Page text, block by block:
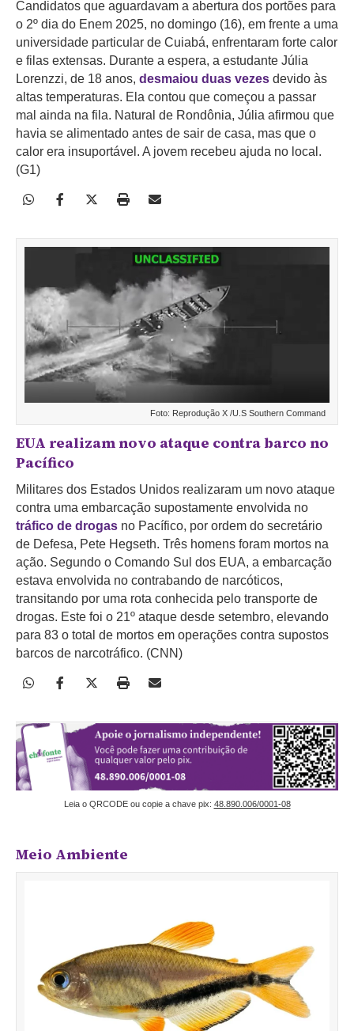
Candidatos que aguardavam a abertura dos portões para
o 2º dia do Enem 2025, no domingo (16), em frente a uma
universidade particular de Cuiabá, enfrentaram forte calor
e filas extensas. Durante a espera, a estudante Júlia
Lorenzzi, de 18 anos, desmaiou duas vezes devido às
altas temperaturas. Ela contou que começou a passar
mal ainda na fila. Natural de Rondônia, Júlia afirmou que
havia se alimentado antes de sair de casa, mas que o
calor era insuportável. A jovem recebeu ajuda no local.
(G1)
Foto: Reprodução X /U.S Southern Command
EUA realizam novo ataque contra barco no
Pacífico
Militares dos Estados Unidos realizaram um novo ataque
contra uma embarcação supostamente envolvida no
tráfico de drogas no Pacífico, por ordem do secretário
de Defesa, Pete Hegseth. Três homens foram mortos na
ação. Segundo o Comando Sul dos EUA, a embarcação
estava envolvida no contrabando de narcóticos,
transitando por uma rota conhecida pelo transporte de
drogas. Este foi o 21º ataque desde setembro, elevando
para 83 o total de mortos em operações contra supostos
barcos de narcotráfico. (CNN)
Leia o QRCODE ou copie a chave pix: 48.890.006/0001-08
Meio Ambiente